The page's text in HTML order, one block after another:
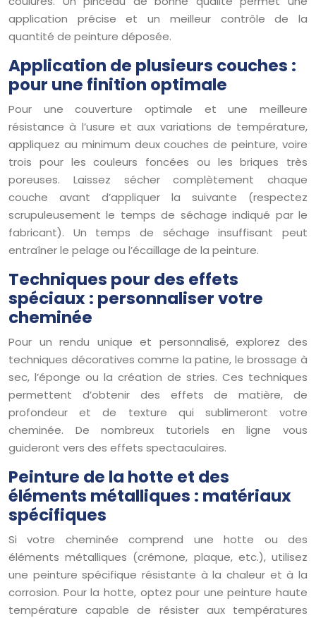
application précise et un meilleur contrôle de la
quantité de peinture déposée.
Application de plusieurs couches :
pour une finition optimale
Pour une couverture optimale et une meilleure
résistance à l’usure et aux variations de température,
appliquez au minimum deux couches de peinture, voire
trois pour les couleurs foncées ou les briques très
poreuses. Laissez sécher complètement chaque
couche avant d’appliquer la suivante (respectez
scrupuleusement le temps de séchage indiqué par le
fabricant). Un temps de séchage insuffisant peut
entraîner le pelage ou l’écaillage de la peinture.
Techniques pour des effets
spéciaux : personnaliser votre
cheminée
Pour un rendu unique et personnalisé, explorez des
techniques décoratives comme la patine, le brossage à
sec, l’éponge ou la création de stries. Ces techniques
permettent d’obtenir des effets de matière, de
profondeur et de texture qui sublimeront votre
cheminée. De nombreux tutoriels en ligne vous
guideront vers des effets spectaculaires.
Peinture de la hotte et des
éléments métalliques : matériaux
spécifiques
Si votre cheminée comprend une hotte ou des
éléments métalliques (crémone, plaque, etc.), utilisez
une peinture spécifique résistante à la chaleur et à la
corrosion. Pour la hotte, optez pour une peinture haute
température capable de résister aux températures